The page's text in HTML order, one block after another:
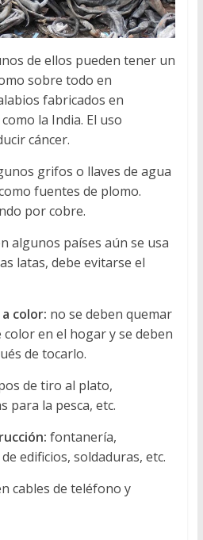
de ellos pueden tener un
sobre todo en
fabricados en
la India. El uso
cáncer.
grifos o llaves de agua
fuentes de plomo.
por cobre.
algunos países aún se usa
latas, debe evitarse el
color: no se deben quemar
en el hogar y se deben
de tocarlo.
de tiro al plato,
para la pesca, etc.
fontanería,
edificios, soldaduras, etc.
cables de teléfono y